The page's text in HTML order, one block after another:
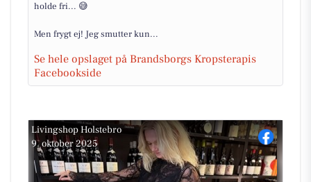
holde fri... 😅
​Men frygt ej! Jeg smutter kun...
Se hele opslaget på Brandsborgs Kropsterapis
Facebookside
Livingshop Holstebro
9. oktober 2025